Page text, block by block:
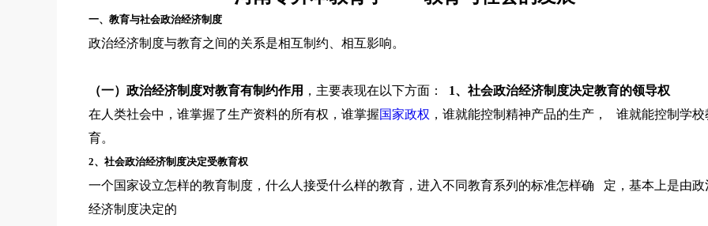
一、教育与社会政治经济制度
政治经济制度与教育之间的关系是相互制约、相互影响。
（一）政治经济制度对教育有制约作用 ，主要表现在以下方面： 1、社会政治经济制度决定教育的领导权
在人类社会中，谁掌握了生产资料的所有权，谁掌握国家政权 ，谁就能控制精神产品的生产， 谁就能控制学校
育。
2、社会政治经济制度决定受教育权
一个国家设立怎样的教育制度，什么人接受什么样的教育，进入不同教育系列的标准怎样确 定，基本上是由政
经济制度决定的